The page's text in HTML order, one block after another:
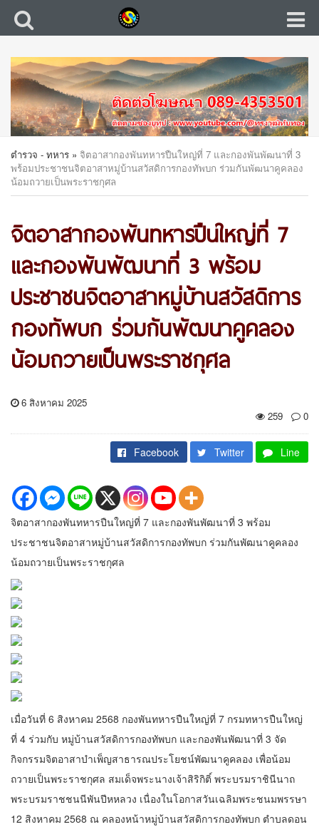
ตำรวจ - ทหาร » จิตอาสากองพันทหารปืนใหญ่ที่ 7 และกองพันพัฒนาที่ 3
พร้อมประชาชนจิตอาสาหมู่บ้านสวัสดิการกองทัพบก ร่วมกันพัฒนาคูคลอง
น้อมถวายเป็นพระราชกุศล
จิตอาสากองพันทหารปืนใหญ่ที่ 7
และกองพันพัฒนาที่ 3 พร้อม
ประชาชนจิตอาสาหมู่บ้านสวัสดิการ
กองทัพบก ร่วมกันพัฒนาคูคลอง
น้อมถวายเป็นพระราชกุศล
6 สิงหาคม 2025
259
0
Facebook Twitter Line
จิตอาสากองพันทหารปืนใหญ่ที่ 7 และกองพันพัฒนาที่ 3 พร้อม
ประชาชนจิตอาสาหมู่บ้านสวัสดิการกองทัพบก ร่วมกันพัฒนาคูคลอง
น้อมถวายเป็นพระราชกุศล
เมื่อวันที่ 6 สิงหาคม 2568 กองพันทหารปืนใหญ่ที่ 7 กรมทหารปืนใหญ่
ที่ 4 ร่วมกับ หมู่บ้านสวัสดิการกองทัพบก และกองพันพัฒนาที่ 3 จัด
กิจกรรมจิตอาสาบำเพ็ญสาธารณประโยชน์พัฒนาคูคลอง เพื่อน้อม
ถวายเป็นพระราชกุศล สมเด็จพระนางเจ้าสิริกิติ์ พระบรมราชินีนาถ
พระบรมราชชนนีพันปีหหลวง เนื่องในโอกาสวันเฉลิมพระชนมพรรษา
12 สิงหาคม 2568 ณ คลองหน้าหมู่บ้านสวัสดิการกองทัพบก ตำบลดอน